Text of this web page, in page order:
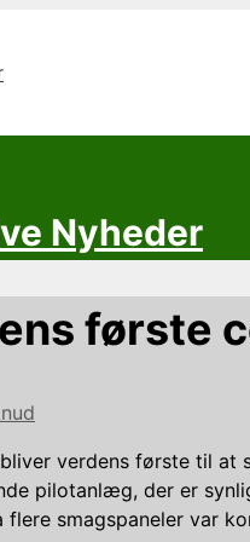
Nyheder
første
verdens første til
pilotanlæg, der er
flere smagspaneler var